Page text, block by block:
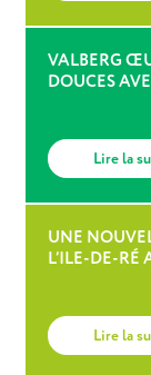
VALBERG
DOUCES
Lire la
UNE
L’ILE-DE-RÉ
Lire la